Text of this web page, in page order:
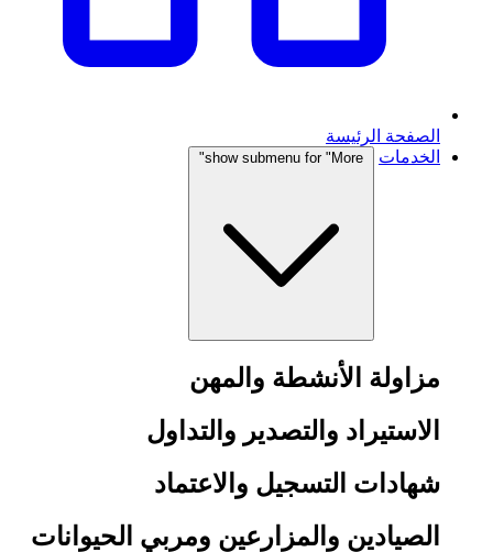
الصفحة الرئيسة
الخدمات
show submenu for "More"
مزاولة الأنشطة والمهن
الاستيراد والتصدير والتداول
شهادات التسجيل والاعتماد
الصيادين والمزارعين ومربي الحيوانات